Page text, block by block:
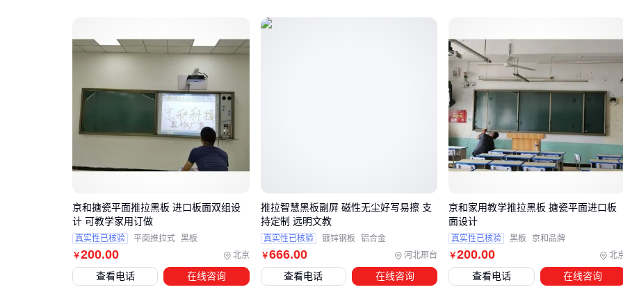
稳定性：复合材质多层结构更适应温湿度变化，实木在极端
维护成本：实木可多次打磨翻新，但日常需要定期养护；复
合材质维护简单但不可修复
触感差异：实木的脚感温润，复合材质通常硬度更高
建议根据空间使用强度做初步筛选：高频使用的商业空间优先
投入。
三、不同场景下，37工字拼地板该如何选择？
选择37工字拼地板时，不能仅凭外观决定，而应根据实际使用
场景匹配材质和工艺。以下是几种常见场景的选型建议：
￥200.00 北京
京和搪瓷平面推拉黑板 进口板面双组设
计 可教学家用订做
真实性已核验 平面推拉式 黑板
查看电话 在线咨询
￥666.00 河北邢台
推拉智慧黑板副屏 磁性无尘好写易擦 支
持定制 远明文教
真实性已核验 镀锌钢板 铝合金
查看电话 在线咨询
￥200.00 北
京和家用教学推拉黑板 搪瓷平面进口板
面设计
真实性已核验 黑板 京和品牌
查看电话 在线咨询